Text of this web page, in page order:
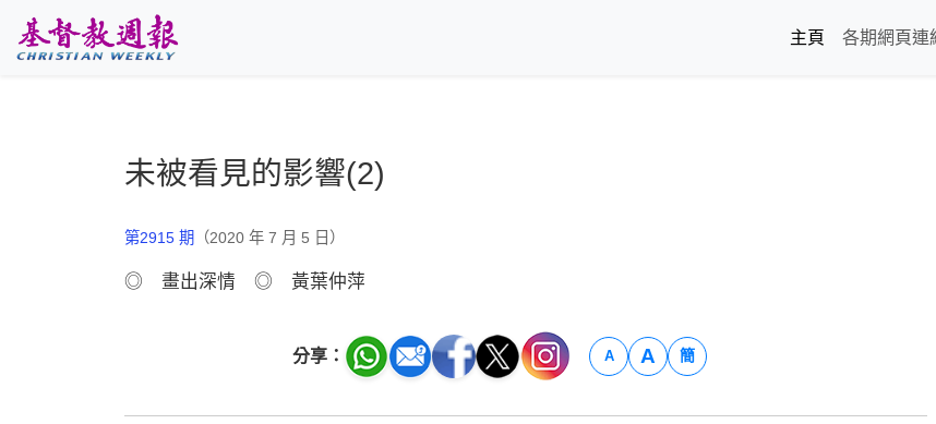
主頁
各期網頁連
未被看見的影響(2)
第2915 期 （2020 年 7 月 5 日）
◎ 畫出深情 ◎ 黃葉仲萍
分享： A A 簡